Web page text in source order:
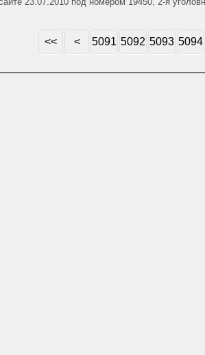
<< < 5091 5092 5093 5094